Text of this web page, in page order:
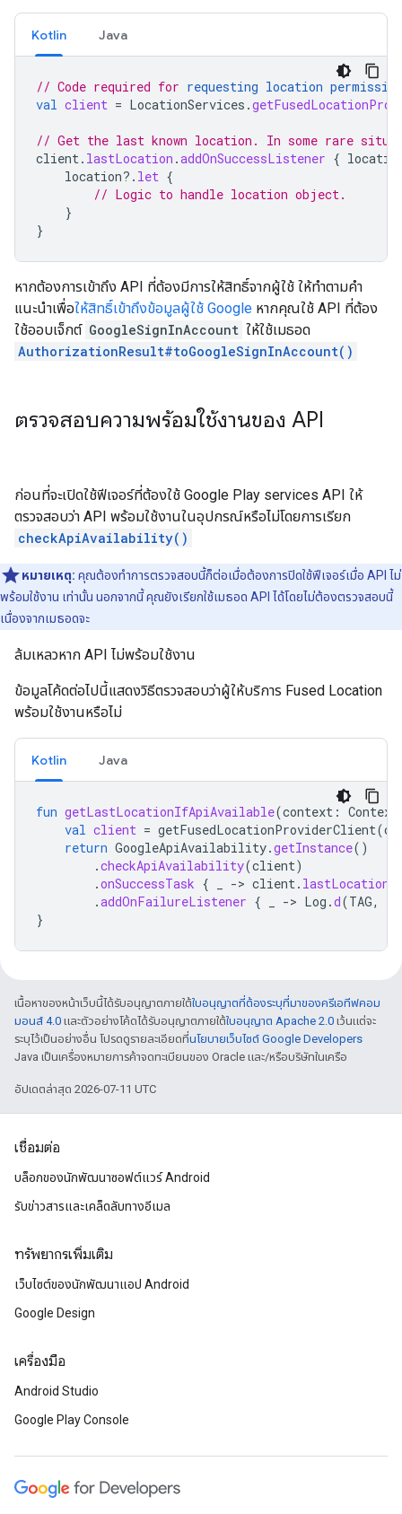
Kotlin Java
// Code required for requesting location
val client = LocationServices .
// Get the last known location. In some rare
client. lastLocation .addOnSuccessListener {
location?. let {
// Logic to handle location object.
}
}
หากต้องการเข้าถึง API ที่ต้องมีการให้สิทธิ์จากผู้ใช้ ให้ทำตามคำ
แนะนำเพื่อให้สิทธิ์เข้าถึงข้อมูลผู้ใช้ Google หากคุณใช้ API ที่ต้อง
ใช้ออบเจ็กต์ GoogleSignInAccount ให้ใช้เมธอด
AuthorizationResult#toGoogleSignInAccount()
ตรวจสอบความพร้อมใช้งานของ API
ก่อนที่จะเปิดใช้ฟีเจอร์ที่ต้องใช้ Google Play services API ให้
ตรวจสอบว่า API พร้อมใช้งานในอุปกรณ์หรือไม่โดยการเรียก
checkApiAvailability()
หมายเหตุ: คุณต้องทำการตรวจสอบนี้ก็ต่อเมื่อต้องการปิดใช้ฟีเจอร์เมื่อ API ไม่
พร้อมใช้งาน เท่านั้น นอกจากนี้ คุณยังเรียกใช้เมธอด API ได้โดยไม่ต้องตรวจสอบนี้
เนื่องจากเมธอดจะ
ล้มเหลวหาก API ไม่พร้อมใช้งาน
ข้อมูลโค้ดต่อไปนี้แสดงวิธีตรวจสอบว่าผู้ให้บริการ Fused Location
พร้อมใช้งานหรือไม่
Kotlin Java
fun getLastLocationIfApiAvailable(context :
val client = getFusedLocationProviderClient(
return GoogleApiAvailability.getInstance()
.checkApiAvailability(client)
.onSuccessTask { -> client. lastLocation
.addOnFailureListener { -> Log .d(TAG,
}
เนื้อหาของหน้าเว็บนี้ได้รับอนุญาตภายใต้ใบอนุญาตที่ต้องระบุที่มาของครีเอทีฟคอม
มอนส์ 4.0 และตัวอย่างโค้ดได้รับอนุญาตภายใต้ใบอนุญาต Apache 2.0 เว้นแต่จะ
ระบุไว้เป็นอย่างอื่น โปรดดูรายละเอียดที่นโยบายเว็บไซต์ Google Developers
Java เป็นเครื่องหมายการค้าจดทะเบียนของ Oracle และ/หรือบริษัทในเครือ
อัปเดตล่าสุด 2026-07-11 UTC
เชื่อมต่อ
บล็อกของนักพัฒนาซอฟต์แวร์ Android
รับข่าวสารและเคล็ดลับทางอีเมล
ทรัพยากรเพิ่มเติม
เว็บไซต์ของนักพัฒนาแอป Android
Google Design
เครื่องมือ
Android Studio
Google Play Console